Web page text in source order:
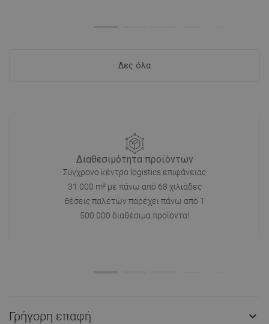
Δες όλα
Διαθεσιμότητα προϊόντων
Σύγχρονο κέντρο logistics επιφάνειας
31 000 m² με πάνω από 68 χιλιάδες
θέσεις παλετών παρέχει πάνω από 1
500 000 διαθέσιμα προϊόντα!
Γρήγορη επαφή 